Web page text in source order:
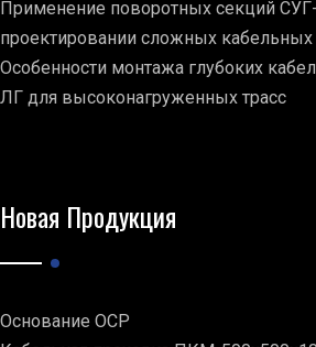
Применение поворотных секций
проектировании сложных
Особенности монтажа глубоких
ЛГ для высоконагруженных трасс
Новая Продукция
Основание ОСР